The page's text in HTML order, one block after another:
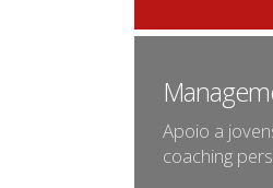
Apoio a
coaching